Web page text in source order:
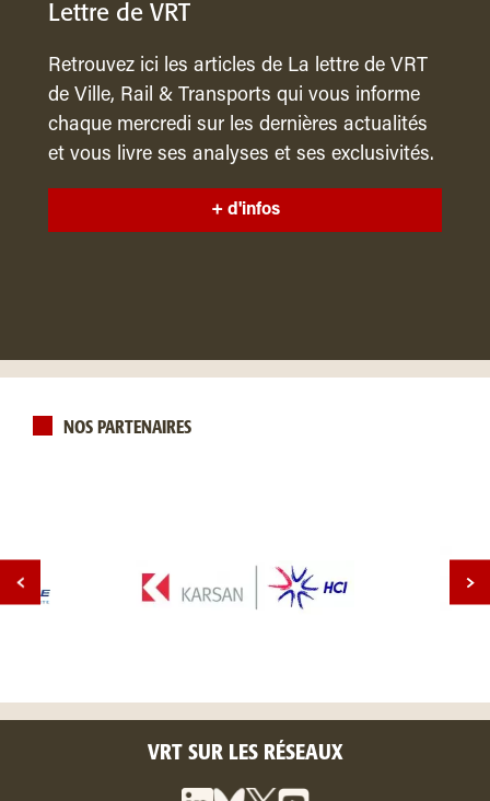
Lettre de VRT
Retrouvez ici les articles de La lettre de VRT
de Ville, Rail & Transports qui vous informe
chaque mercredi sur les dernières actualités
et vous livre ses analyses et ses exclusivités.
+ d'infos
NOS PARTENAIRES
VRT SUR LES RÉSEAUX